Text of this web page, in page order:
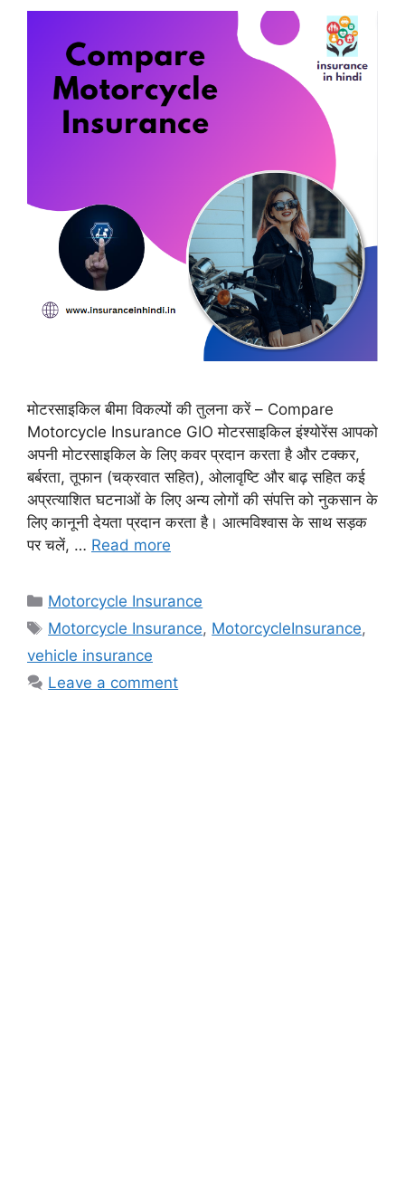
मोटरसाइकिल बीमा विकल्पों की तुलना करें – Compare
Motorcycle Insurance GIO मोटरसाइकिल इंश्योरेंस आपको
अपनी मोटरसाइकिल के लिए कवर प्रदान करता है और टक्कर,
बर्बरता, तूफान (चक्रवात सहित), ओलावृष्टि और बाढ़ सहित कई
अप्रत्याशित घटनाओं के लिए अन्य लोगों की संपत्ति को नुकसान के
लिए कानूनी देयता प्रदान करता है। आत्मविश्वास के साथ सड़क
पर चलें, … Read more
Categories
Motorcycle Insurance
Tags
Motorcycle Insurance, MotorcycleInsurance,
vehicle insurance
Leave a comment